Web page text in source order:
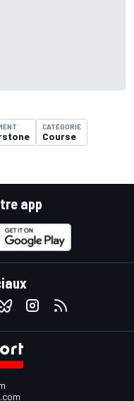
CATÉGORIE
Course
app